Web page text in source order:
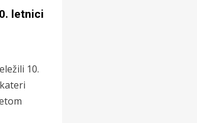
letnici
10.